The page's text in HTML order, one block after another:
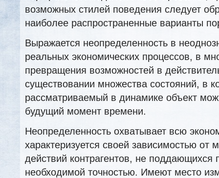
возможных стилей поведения следует
наиболее распространенные варианты
Выражается неопределенность в
реальных экономических процессов, в
превращения возможностей в
существовании множества состояний, в
рассматриваемый в динамике объект
будущий момент времени.
Неопределенность охватывает всю
характеризуется своей зависимостью от
действий контрагентов, не поддающихся
необходимой точностью. Имеют место